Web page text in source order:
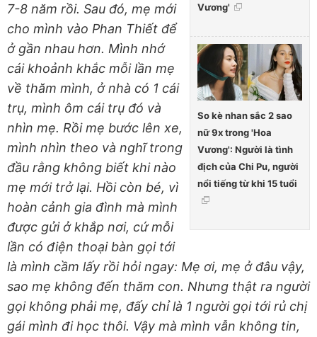
Vương'
So kè nhan sắc 2 sao
nữ 9x trong 'Hoa
Vương': Người là tình
địch của Chi Pu, người
nổi tiếng từ khi 15 tuổi
7-8 năm rồi. Sau đó, mẹ mới
cho mình vào Phan Thiết để
ở gần nhau hơn. Mình nhớ
cái khoảnh khắc mỗi lần mẹ
về thăm mình, ở nhà có 1 cái
trụ, mình ôm cái trụ đó và
nhìn mẹ. Rồi mẹ bước lên xe,
mình nhìn theo và nghĩ trong
đầu rằng không biết khi nào
mẹ mới trở lại. Hồi còn bé, vì
hoàn cảnh gia đình mà mình
được gửi ở khắp nơi, cứ mỗi
lần có điện thoại bàn gọi tới
là mình cầm lấy rồi hỏi ngay: Mẹ ơi, mẹ ở đâu vậy,
sao mẹ không đến thăm con. Nhưng thật ra người
gọi không phải mẹ, đấy chỉ là 1 người gọi tới rủ chị
gái mình đi học thôi. Vậy mà mình vẫn không tin,